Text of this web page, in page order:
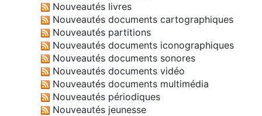
Nouveautés livres
Nouveautés documents cartographiques
Nouveautés partitions
Nouveautés documents iconographiques
Nouveautés documents sonores
Nouveautés documents vidéo
Nouveautés documents multimédia
Nouveautés périodiques
Nouveautés jeunesse